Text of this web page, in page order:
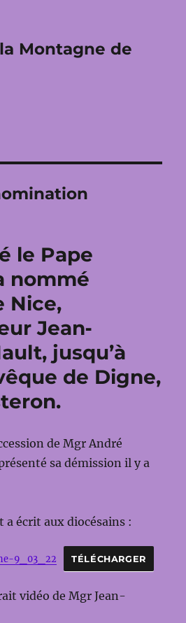
Montagne de
le Pape
nommé
Nice,
Jean‐
jusqu’à
de Digne,
de Mgr André
sa démission il y a
écrit aux diocésains :
9_03_22 TÉLÉCHARGER
vidéo de Mgr Jean-